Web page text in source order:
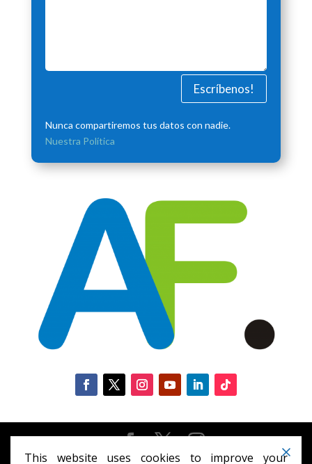
Escríbenos!
Nunca compartiremos tus datos con nadie.
Nuestra Política
This website uses cookies to improve your